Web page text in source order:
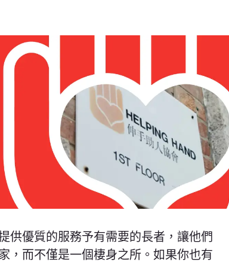
供優質的服務予有需要的長者，讓他們
，而不僅是一個棲身之所。如果你也有